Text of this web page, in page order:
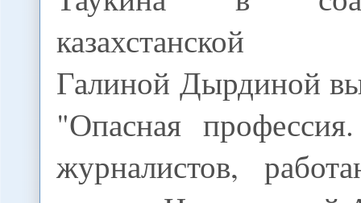
казахстанской
Галиной Дырдиной
"Опасная
журналистов,